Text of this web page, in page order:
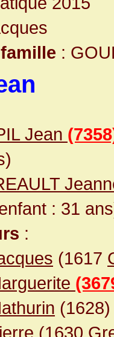
:
Jean
: 31
:
(1617
(1628)
(1630